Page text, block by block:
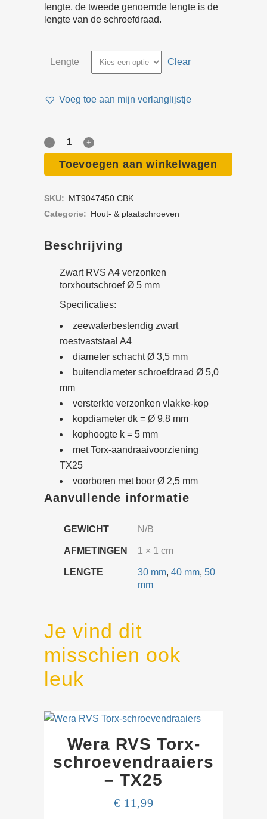
lengte, de tweede genoemde lengte is de
lengte van de schroefdraad.
Lengte Clear
Voeg toe aan mijn verlanglijstje
Zwart
RVS
hout­
schroef
quantity
Toevoegen aan winkelwagen
SKU: MT9047450 CBK
Categorie: Hout- & plaat­schroeven
Beschrijving
Zwart RVS A4 verzonken
torxhoutschroef Ø 5 mm
Specificaties:
zeewaterbestendig zwart
roestvaststaal A4
diameter schacht Ø 3,5 mm
buitendiameter schroefdraad Ø 5,0
mm
versterkte verzonken vlakke-kop
kopdiameter dk = Ø 9,8 mm
kophoogte k = 5 mm
met Torx-aandraaivoorziening
TX25
voorboren met boor Ø 2,5 mm
Aanvullende informatie
GEWICHT N/B
AFMETINGEN 1 × 1 cm
LENGTE 30 mm, 40 mm, 50
mm
Je vind dit
misschien ook
leuk
Wera RVS Torx-
schroeven­draaiers
– TX25
€ 11,99